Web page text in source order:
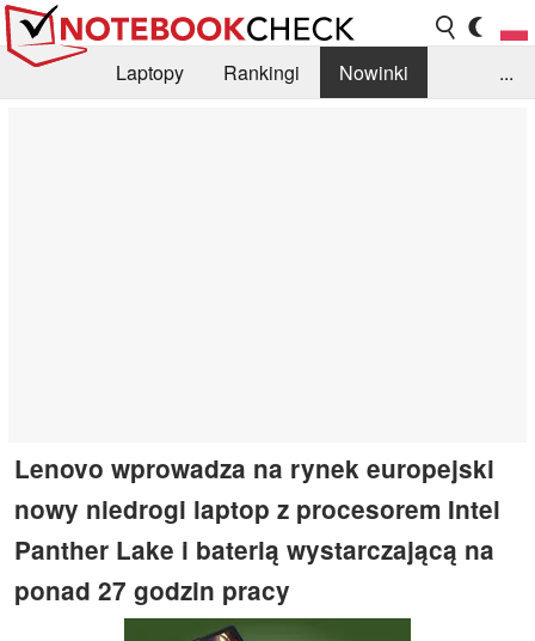
Laptopy Rankingi
Nowinki
...
Lenovo wprowadza na rynek europejski
nowy niedrogi laptop z procesorem Intel
Panther Lake i baterią wystarczającą na
ponad 27 godzin pracy